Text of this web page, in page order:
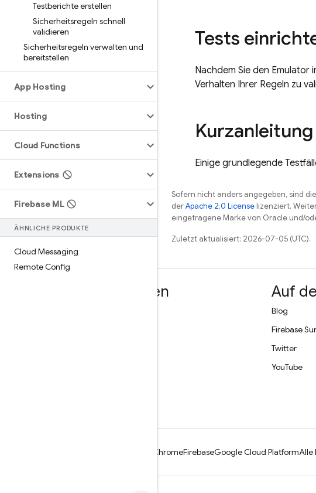
Testberichte erstellen
Sicherheitsregeln schnell
validieren
Sicherheitsregeln verwalten und
bereitstellen
App Hosting
Hosting
Cloud Functions
Extensions
Firebase ML
ÄHNLICHE PRODUKTE
Cloud Messaging
Remote Config
Tests
Nachdem Sie den Emulator
Verhalten Ihrer Regeln zu
Kurzanleitung
Einige grundlegende
Sofern nicht anders angegeben, sind
derApache 2.0 License lizenziert.
eingetragene Marke von Oracle und/
Zuletzt aktualisiert: 2026-07-05 (UTC).
Weitere Informationen Auf
Blog
Firebase
Twitter
YouTube
ChromeFirebaseGoogle Cloud PlatformAlle